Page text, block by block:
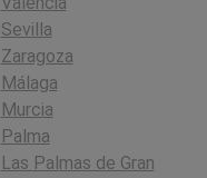
Sevilla
Zaragoza
Málaga
Murcia
Palma
Las Palmas de Gran